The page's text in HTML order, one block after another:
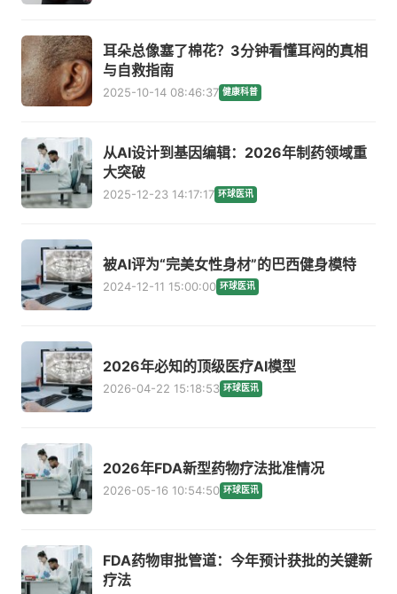
耳朵总像塞了棉花？3分钟看懂耳闷的真相
与自救指南
2025-10-14 08:46:37 健康科普
从AI设计到基因编辑：2026年制药领域重
大突破
2025-12-23 14:17:17 环球医讯
被AI评为“完美女性身材”的巴西健身模特
2024-12-11 15:00:00 环球医讯
2026年必知的顶级医疗AI模型
2026-04-22 15:18:53 环球医讯
2026年FDA新型药物疗法批准情况
2026-05-16 10:54:50 环球医讯
FDA药物审批管道：今年预计获批的关键新
疗法